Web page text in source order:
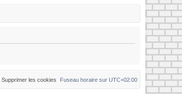
Fuseau horaire sur UTC+02:00
Supprimer les cookies